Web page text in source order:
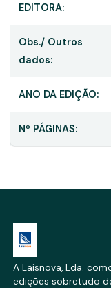
EDITORA:
Obs./ Outros
dados:
ANO DA EDIÇÃO:
Nº PÁGINAS:
A Laisnova, Lda.
edições sobretudo